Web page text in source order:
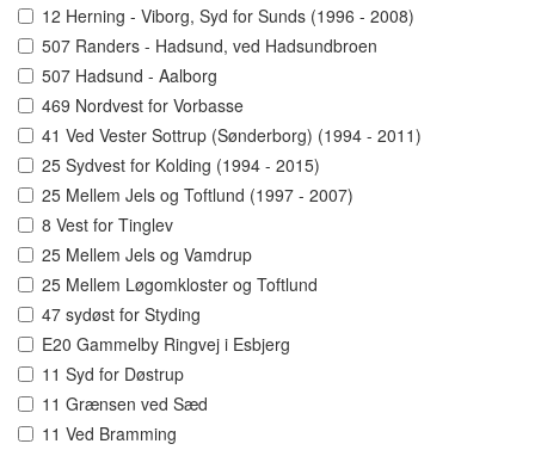
12 Herning - Viborg, Syd for Sunds (1996 - 2008)
507 Randers - Hadsund, ved Hadsundbroen
507 Hadsund - Aalborg
469 Nordvest for Vorbasse
41 Ved Vester Sottrup (Sønderborg) (1994 - 2011)
25 Sydvest for Kolding (1994 - 2015)
25 Mellem Jels og Toftlund (1997 - 2007)
8 Vest for Tinglev
25 Mellem Jels og Vamdrup
25 Mellem Løgomkloster og Toftlund
47 sydøst for Styding
E20 Gammelby Ringvej i Esbjerg
11 Syd for Døstrup
11 Grænsen ved Sæd
11 Ved Bramming